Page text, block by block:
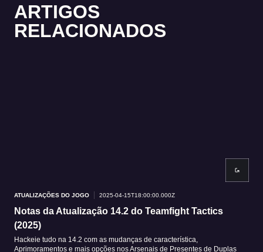
ARTIGOS
RELACIONADOS
ATUALIZAÇÕES DO JOGO 2025-04-15T18:00:00.000Z
Notas da Atualização 14.2 do Teamfight Tactics
(2025)
Hackeie tudo na 14.2 com as mudanças de característica,
Aprimoramentos e mais opções nos Arsenais de Presentes de Duplas